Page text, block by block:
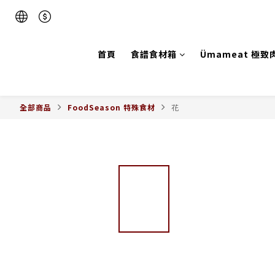
首頁 食譜食材箱 Ümameat 極致
全部商品 FoodSeason 特殊食材 花